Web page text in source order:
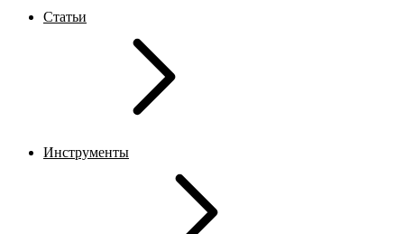
Статьи
Инструменты